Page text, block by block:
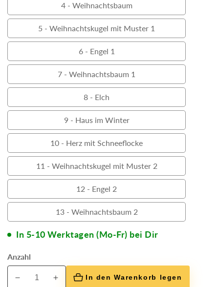
mit
Stern
Schneemann
4 - Weihnachtsbaum
4
Weihnachtsbaum
5 - Weihnachtskugel mit Muster 1
5
Weihnachtskugel
mit
Muster
1
6 - Engel 1
6
Engel
1
7 - Weihnachtsbaum 1
7
-
Weihnachtsbaum
1
8 - Elch
8
-
Elch
9 - Haus im Winter
9
-
Haus
im
Winter
10 - Herz mit Schneeflocke
10
Herz
mit
Schneeflocke
11 - Weihnachtskugel mit Muster 2
11
-
Weihnachtskugel
mit
2
12 - Engel 2
12
Engel
2
13 - Weihnachtsbaum 2
13
-
In 5-10 Werktagen (Mo-Fr) bei Dir
Anzahl
Verringere
Erhöhe
In den Warenkorb legen